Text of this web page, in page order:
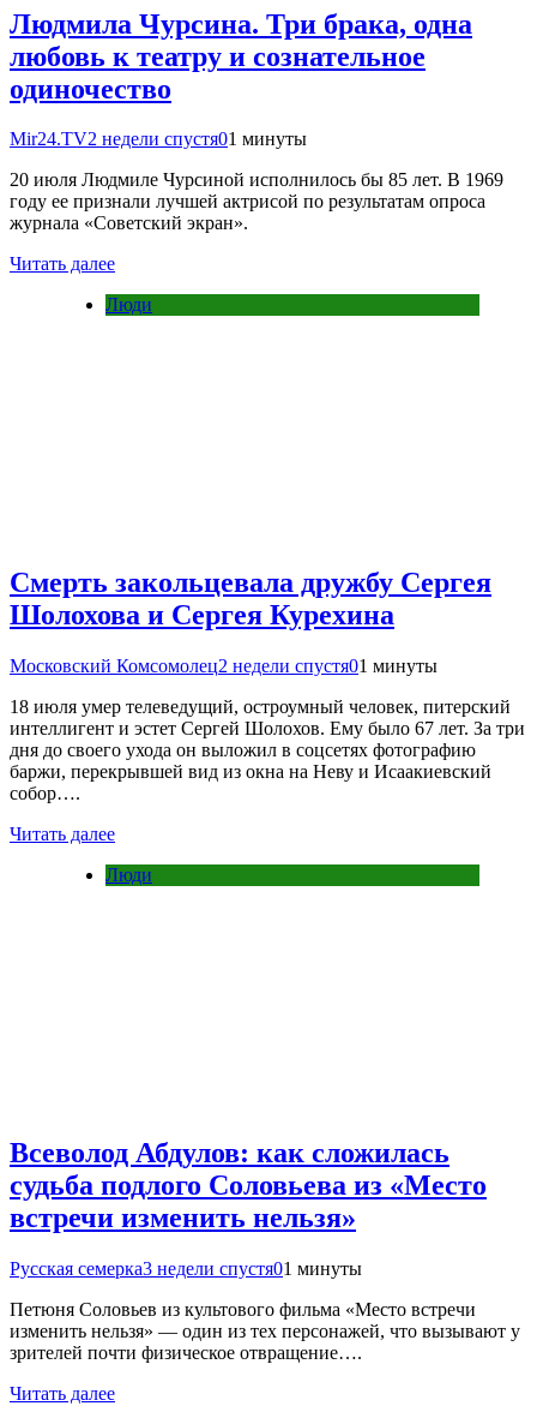
Людмила Чурсина. Три брака, одна
любовь к театру и сознательное
одиночество
Mir24.TV2 недели спустя01 минуты
20 июля Людмиле Чурсиной исполнилось бы 85 лет. В 1969
году ее признали лучшей актрисой по результатам опроса
журнала «Советский экран».
Читать далее
Люди
Смерть закольцевала дружбу Сергея
Шолохова и Сергея Курехина
Московский Комсомолец2 недели спустя01 минуты
18 июля умер телеведущий, остроумный человек, питерский
интеллигент и эстет Сергей Шолохов. Ему было 67 лет. За три
дня до своего ухода он выложил в соцсетях фотографию
баржи, перекрывшей вид из окна на Неву и Исаакиевский
собор….
Читать далее
Люди
Всеволод Абдулов: как сложилась
судьба подлого Соловьева из «Место
встречи изменить нельзя»
Русская семерка3 недели спустя01 минуты
Петюня Соловьев из культового фильма «Место встречи
изменить нельзя» — один из тех персонажей, что вызывают у
зрителей почти физическое отвращение….
Читать далее